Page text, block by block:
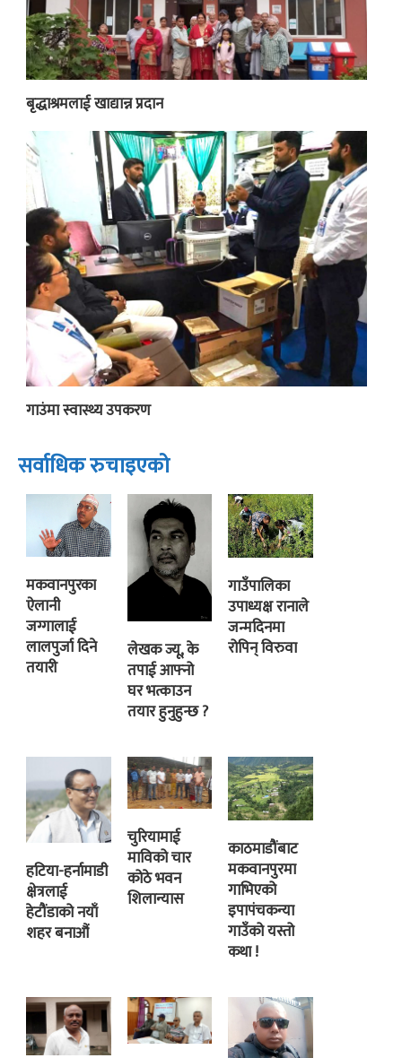
बृद्धाश्रमलाई खाद्यान्न प्रदान
गाउंमा स्वास्थ्य उपकरण
सर्वाधिक रुचाइएको
मकवानपुरका
ऐलानी
जग्गालाई
लालपुर्जा दिने
तयारी
लेखक ज्यू, के
तपाई आफ्नो
घर भत्काउन
तयार हुनुहुन्छ ?
गाउँपालिका
उपाध्यक्ष रानाले
जन्मदिनमा
रोपिन् विरुवा
हटिया-हर्नामाडी
क्षेत्रलाई
हेटौंडाको नयाँ
शहर बनाऔं
चुरियामाई
माविको चार
कोठे भवन
शिलान्यास
काठमाडौंबाट
मकवानपुरमा
गाभिएको
इपापंचकन्या
गाउँको यस्तो
कथा !